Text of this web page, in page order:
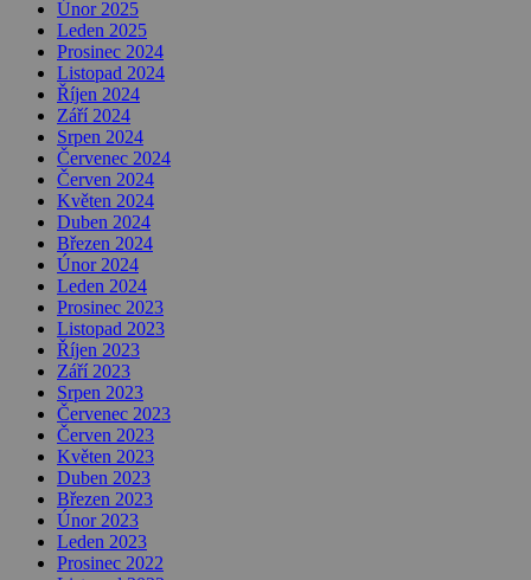
Únor 2025
Leden 2025
Prosinec 2024
Listopad 2024
Říjen 2024
Září 2024
Srpen 2024
Červenec 2024
Červen 2024
Květen 2024
Duben 2024
Březen 2024
Únor 2024
Leden 2024
Prosinec 2023
Listopad 2023
Říjen 2023
Září 2023
Srpen 2023
Červenec 2023
Červen 2023
Květen 2023
Duben 2023
Březen 2023
Únor 2023
Leden 2023
Prosinec 2022